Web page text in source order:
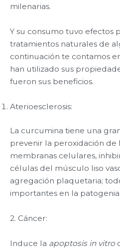
milenarias.
Y su consumo tuvo efectos
tratamientos naturales de
continuación te contamos
han utilizado sus
fueron sus beneficios.
Aterioesclerosis:
La curcumina tiene una
prevenir la peroxidación de
membranas celulares,
células del músculo liso
agregación plaquetaria;
importantes en la
2. Cáncer:
Induce la apoptosis in vitro